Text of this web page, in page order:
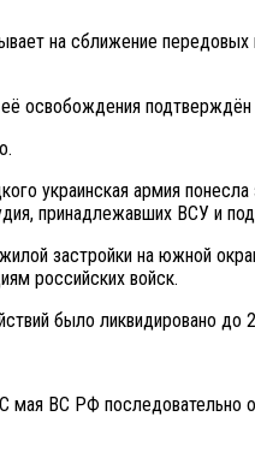
на сближение
её освобождения
украинская армия
принадлежавших ВСУ и
застройки на южной
российских войск.
было ликвидировано до
ВС РФ последовательно